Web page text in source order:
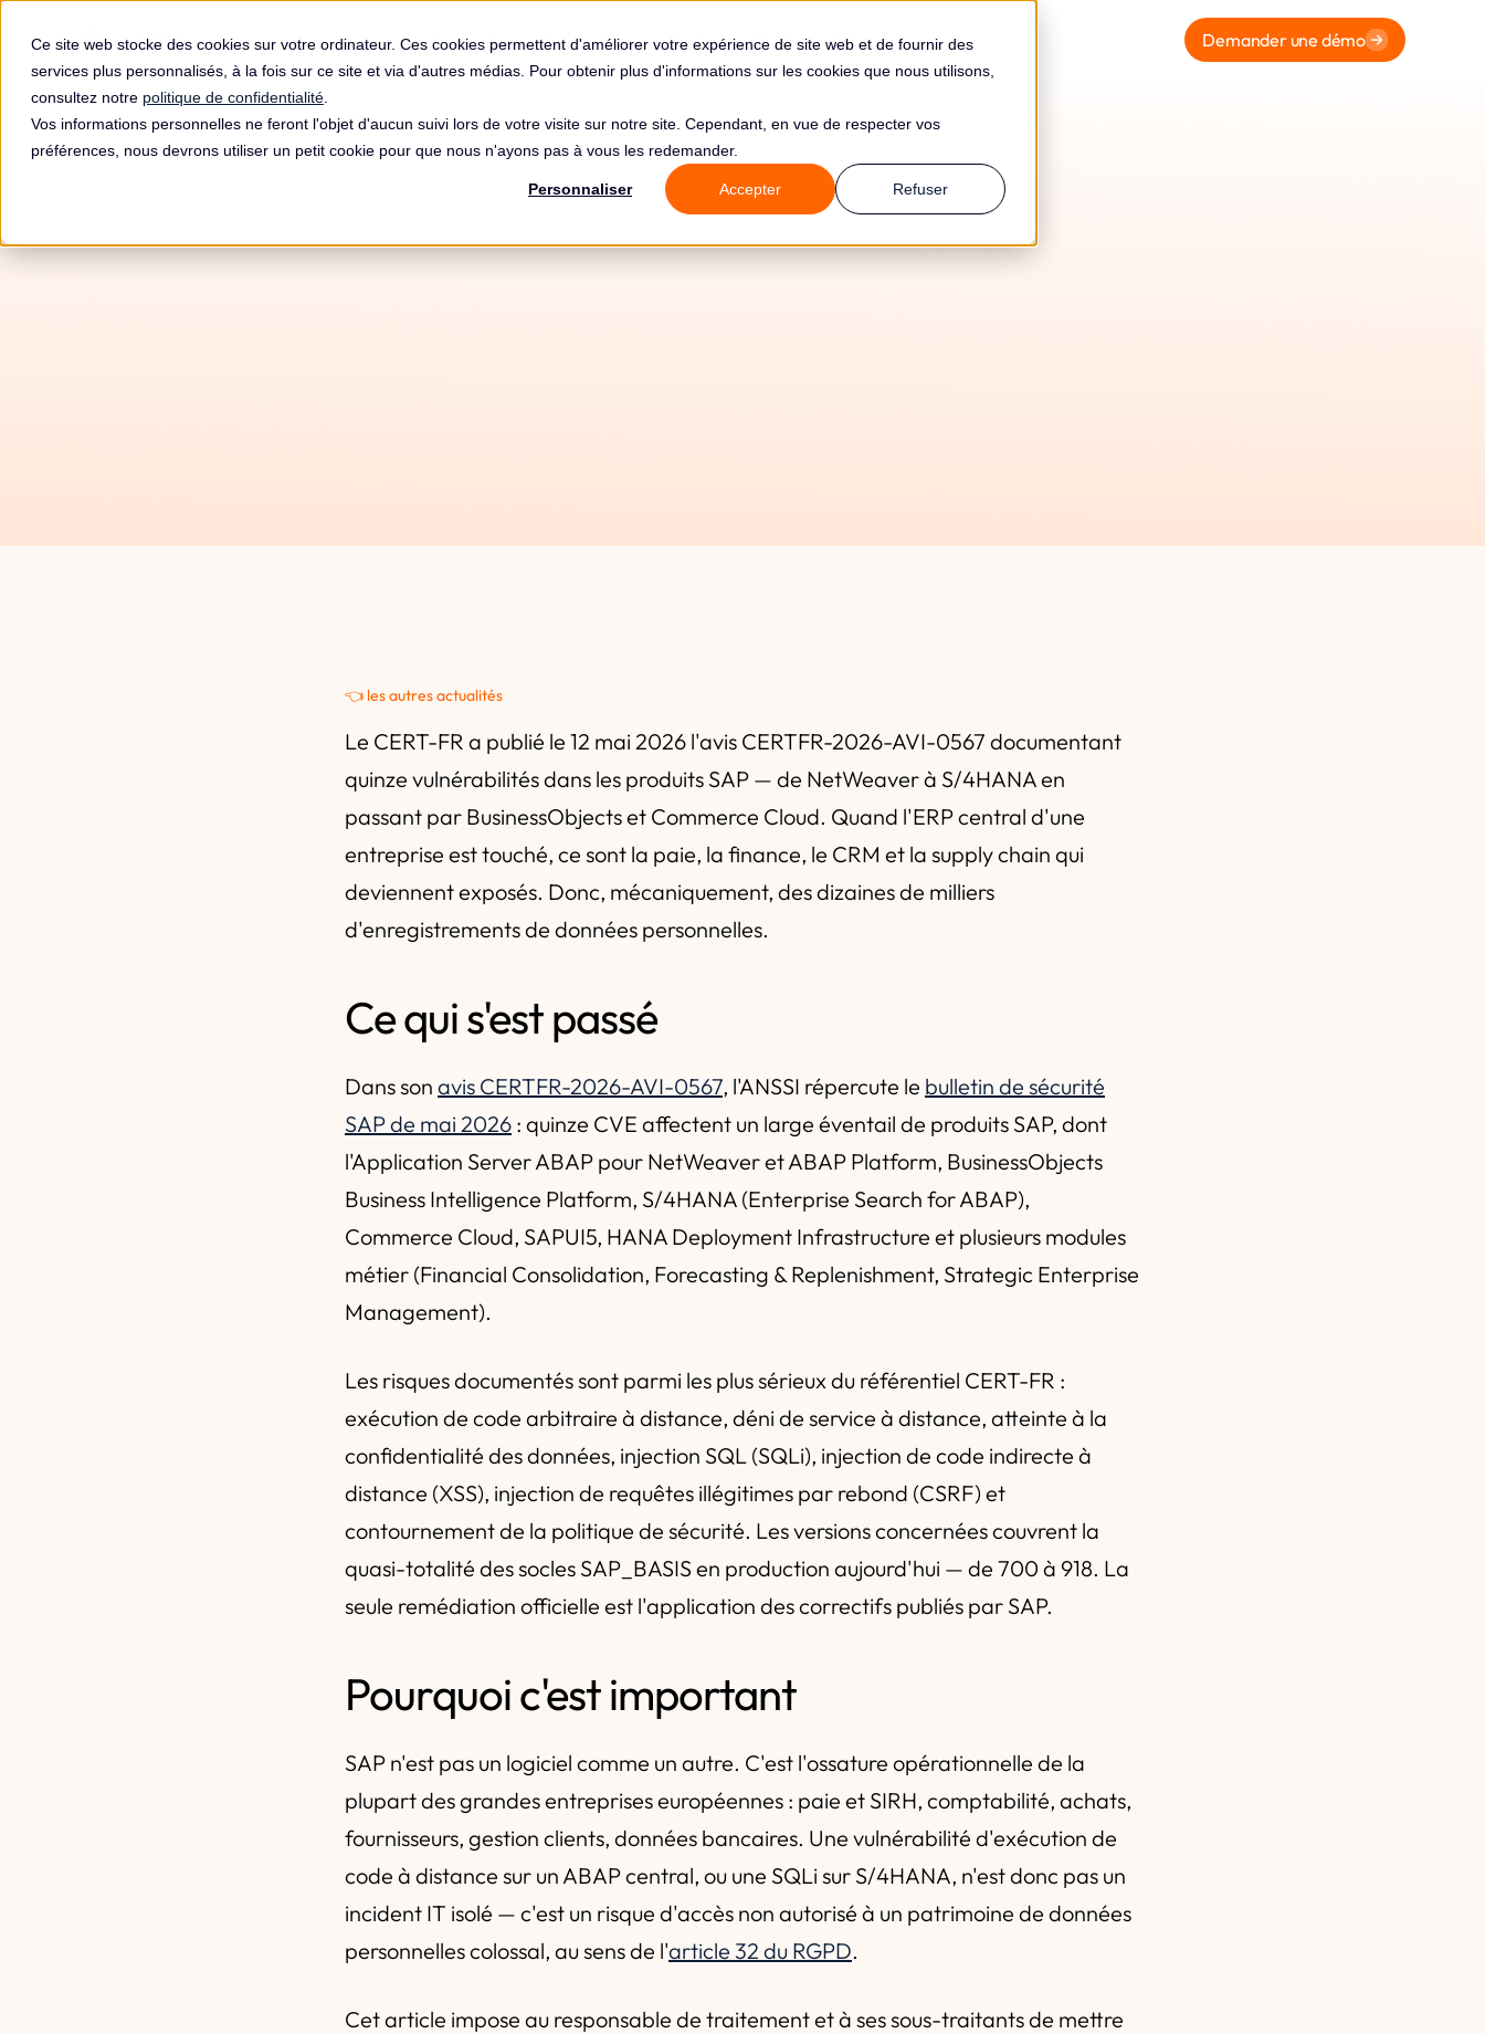
Ce site web stocke des cookies sur votre ordinateur. Ces cookies permettent d'améliorer votre expérience de site web et de fournir des
services plus personnalisés, à la fois sur ce site et via d'autres médias. Pour obtenir plus d'informations sur les cookies que nous utilisons,
consultez notre politique de confidentialité
Vos informations personnelles ne feront l'objet d'aucun suivi lors de votre visite sur notre site. Cependant, en vue de respecter vos
préférences, nous devrons utiliser un petit cookie pour que nous n'ayons pas à vous les redemander.
Personnaliser Accepter Refuser
Produits Solutions Tarifs Clients Ressources Demander une démo
👈 les autres actualités
Le CERT-FR a publié le 12 mai 2026 l'avis CERTFR-2026-AVI-0567 documentant
quinze vulnérabilités dans les produits SAP — de NetWeaver à S/4HANA en
passant par BusinessObjects et Commerce Cloud. Quand l'ERP central d'une
entreprise est touché, ce sont la paie, la finance, le CRM et la supply chain qui
deviennent exposés. Donc, mécaniquement, des dizaines de milliers
d'enregistrements de données personnelles.
Ce qui s'est passé
Dans son avis CERTFR-2026-AVI-0567, l'ANSSI répercute le bulletin de sécurité
SAP de mai 2026 : quinze CVE affectent un large éventail de produits SAP, dont
l'Application Server ABAP pour NetWeaver et ABAP Platform, BusinessObjects
Business Intelligence Platform, S/4HANA (Enterprise Search for ABAP),
Commerce Cloud, SAPUI5, HANA Deployment Infrastructure et plusieurs modules
métier (Financial Consolidation, Forecasting & Replenishment, Strategic Enterprise
Management).
Les risques documentés sont parmi les plus sérieux du référentiel CERT-FR :
exécution de code arbitraire à distance, déni de service à distance, atteinte à la
confidentialité des données, injection SQL (SQLi), injection de code indirecte à
distance (XSS), injection de requêtes illégitimes par rebond (CSRF) et
contournement de la politique de sécurité. Les versions concernées couvrent la
quasi-totalité des socles SAP_BASIS en production aujourd'hui — de 700 à 918. La
seule remédiation officielle est l'application des correctifs publiés par SAP.
Pourquoi c'est important
SAP n'est pas un logiciel comme un autre. C'est l'ossature opérationnelle de la
plupart des grandes entreprises européennes : paie et SIRH, comptabilité, achats,
fournisseurs, gestion clients, données bancaires. Une vulnérabilité d'exécution de
code à distance sur un ABAP central, ou une SQLi sur S/4HANA, n'est donc pas un
incident IT isolé — c'est un risque d'accès non autorisé à un patrimoine de données
personnelles colossal, au sens de l'article 32 du RGPD.
Cet article impose au responsable de traitement et à ses sous-traitants de mettre